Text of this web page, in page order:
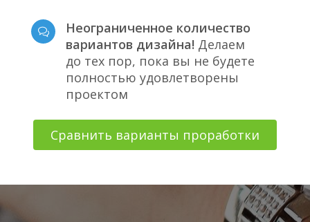
Неограниченное количество
вариантов дизайна! Делаем
до тех пор, пока вы не будете
полностью удовлетворены
проектом
Сравнить варианты проработки